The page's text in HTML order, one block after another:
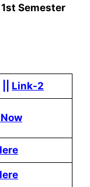
1st Semester
Link-2